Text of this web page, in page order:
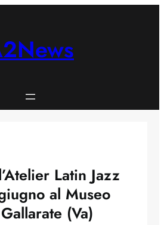
Latin Jazz
al Museo
(Va)